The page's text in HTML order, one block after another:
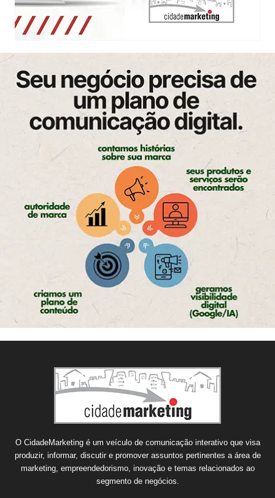
O CidadeMarketing é um veículo de comunicação interativo que visa
produzir, informar, discutir e promover assuntos pertinentes a área de
marketing, empreendedorismo, inovação e temas relacionados ao
segmento de negócios.